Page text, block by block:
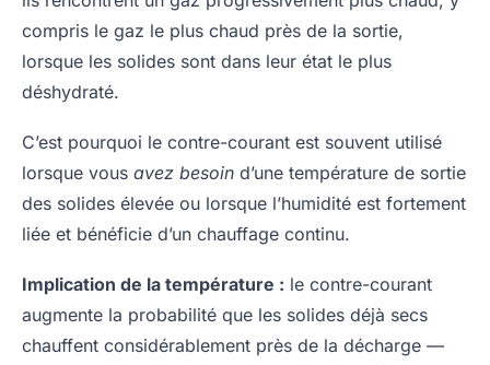
compris le gaz le plus chaud près de la sortie,
lorsque les solides sont dans leur état le plus
déshydraté.
C’est pourquoi le contre-courant est souvent utilisé
lorsque vous avez besoin d’une température de sortie
des solides élevée ou lorsque l’humidité est fortement
liée et bénéficie d’un chauffage continu.
Implication de la température : le contre-courant
augmente la probabilité que les solides déjà secs
chauffent considérablement près de la décharge —